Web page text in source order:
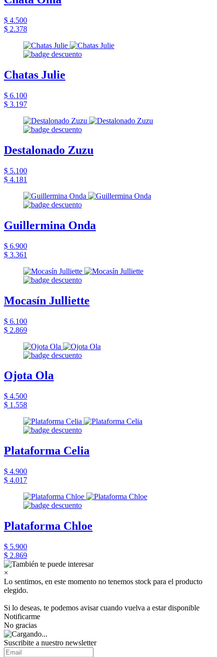
$ 4.500
$ 2.378
Chatas Julie
$ 6.100
$ 3.197
Destalonado Zuzu
$ 5.100
$ 4.181
Guillermina Onda
$ 6.900
$ 3.361
Mocasín Julliette
$ 6.100
$ 2.869
Ojota Ola
$ 4.500
$ 1.558
Plataforma Celia
$ 4.900
$ 4.017
Plataforma Chloe
$ 5.900
$ 2.869
×
Lo sentimos, en este momento no tenemos stock para el producto
elegido.
Si lo deseas, te podemos avisar cuando vuelva a estar disponible
Notificarme
No gracias
Suscribite a nuestro newsletter